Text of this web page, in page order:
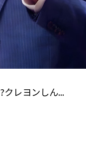
?クレヨンしん...